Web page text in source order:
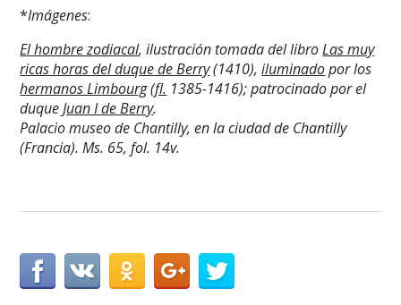
*Imágenes:
El hombre zodiacal, ilustración tomada del libroLas muy
ricas horas del duque de Berry(1410),iluminadopor los
hermanos Limbourg(fl. 1385-1416); patrocinado por el
duqueJuan I de Berry.
Palacio museo de Chantilly, en la ciudad de Chantilly
(Francia). Ms. 65, fol. 14v.